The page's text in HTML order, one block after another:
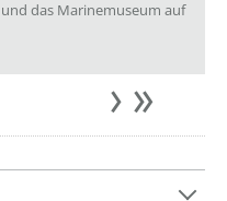
das Marinemuseum auf
weiter